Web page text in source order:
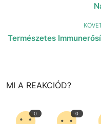
Természetes
MI A REAKCIÓD?
0 0